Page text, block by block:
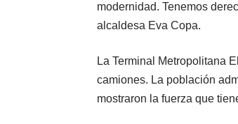
modernidad. Tenemos
alcaldesa Eva Copa.
La Terminal Metropolitana
camiones. La población
mostraron la fuerza que